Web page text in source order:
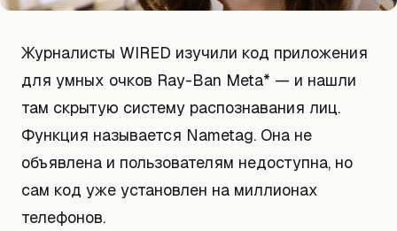
Журналисты WIRED изучили код приложения
для умных очков Ray-Ban Meta* — и нашли
там скрытую систему распознавания лиц.
Функция называется Nametag. Она не
объявлена и пользователям недоступна, но
сам код уже установлен на миллионах
телефонов.